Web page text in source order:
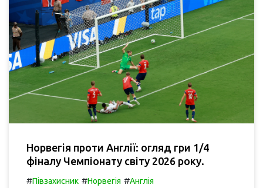
Норвегія проти Англії: огляд гри 1/4
фіналу Чемпіонату світу 2026 року.
#Півзахисник #Норвегія #Англія